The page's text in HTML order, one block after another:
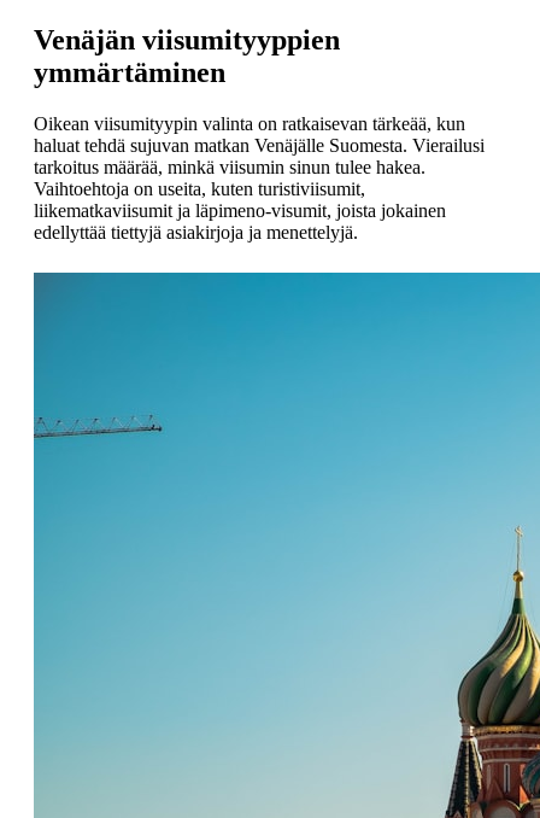
Venäjän viisumityyppien
ymmärtäminen
Oikean viisumityypin valinta on ratkaisevan tärkeää, kun
haluat tehdä sujuvan matkan Venäjälle Suomesta. Vierailusi
tarkoitus määrää, minkä viisumin sinun tulee hakea.
Vaihtoehtoja on useita, kuten turistiviisumit,
liikematkaviisumit ja läpimeno-visumit, joista jokainen
edellyttää tiettyjä asiakirjoja ja menettelyjä.